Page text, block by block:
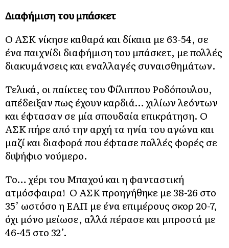
Διαφήμιση του μπάσκετ
Ο ΑΣΚ νίκησε καθαρά και δίκαια με 63-54, σε
ένα παιχνίδι διαφήμιση του μπάσκετ, με πολλές
διακυμάνσεις και εναλλαγές συναισθημάτων.
Τελικά, οι παίκτες του Φίλιππου Ροδόπουλου,
απέδειξαν πως έχουν καρδιά… χιλίων λεόντων
και έφτασαν σε μία σπουδαία επικράτηση. Ο
ΑΣΚ πήρε από την αρχή τα ηνία του αγώνα και
μαζί και διαφορά που έφτασε πολλές φορές σε
διψήφιο νούμερο.
Το… χέρι του Μπαχού και η φανταστική
ατμόσφαιρα! Ο ΑΣΚ προηγήθηκε με 38-26 στο
35’ ωστόσο η ΕΑΠ με ένα επιμέρους σκορ 20-7,
όχι μόνο μείωσε, αλλά πέρασε και μπροστά με
46-45 στο 32’.